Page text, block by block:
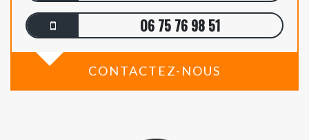
06 75 76 98 51
CONTACTEZ-NOUS